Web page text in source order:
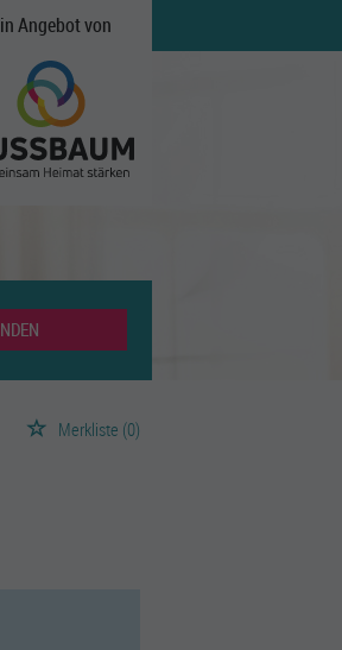
Angebot von
Merkliste (0)